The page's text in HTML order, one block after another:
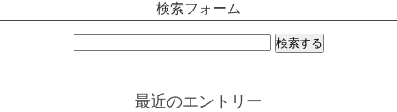
検索フォーム
最近のエントリー